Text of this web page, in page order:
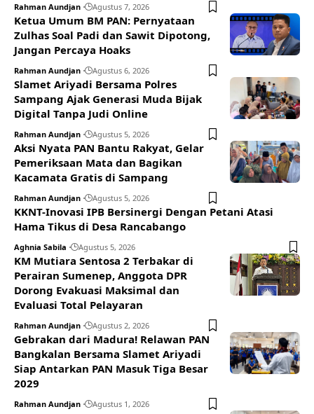
Rahman Aundjan Agustus 7, 2026
Ketua Umum BM PAN: Pernyataan
Zulhas Soal Padi dan Sawit Dipotong,
Jangan Percaya Hoaks
Rahman Aundjan Agustus 6, 2026
Slamet Ariyadi Bersama Polres
Sampang Ajak Generasi Muda Bijak
Digital Tanpa Judi Online
Rahman Aundjan Agustus 5, 2026
Aksi Nyata PAN Bantu Rakyat, Gelar
Pemeriksaan Mata dan Bagikan
Kacamata Gratis di Sampang
Rahman Aundjan Agustus 5, 2026
KKNT-Inovasi IPB Bersinergi Dengan Petani Atasi
Hama Tikus di Desa Rancabango
Aghnia Sabila Agustus 5, 2026
KM Mutiara Sentosa 2 Terbakar di
Perairan Sumenep, Anggota DPR
Dorong Evakuasi Maksimal dan
Evaluasi Total Pelayaran
Rahman Aundjan Agustus 2, 2026
Gebrakan dari Madura! Relawan PAN
Bangkalan Bersama Slamet Ariyadi
Siap Antarkan PAN Masuk Tiga Besar
2029
Rahman Aundjan Agustus 1, 2026